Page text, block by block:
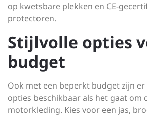
op kwetsbare plekken en CE-
protectoren.
Stijlvolle opties
budget
Ook met een beperkt budget zijn
opties beschikbaar als het gaat om
motorkleding. Kies voor een jas,